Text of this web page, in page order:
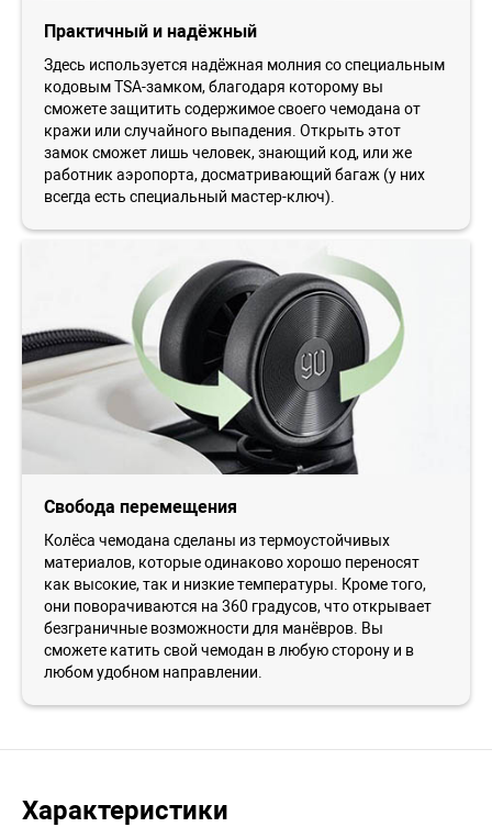
Практичный и надёжный
Здесь используется надёжная молния со специальным
кодовым TSA-замком, благодаря которому вы
сможете защитить содержимое своего чемодана от
кражи или случайного выпадения. Открыть этот
замок сможет лишь человек, знающий код, или же
работник аэропорта, досматривающий багаж (у них
всегда есть специальный мастер-ключ).
Свобода перемещения
Колёса чемодана сделаны из термоустойчивых
материалов, которые одинаково хорошо переносят
как высокие, так и низкие температуры. Кроме того,
они поворачиваются на 360 градусов, что открывает
безграничные возможности для манёвров. Вы
сможете катить свой чемодан в любую сторону и в
любом удобном направлении.
Характеристики